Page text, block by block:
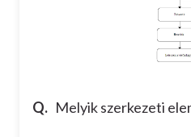
Q. Melyik szerkezeti